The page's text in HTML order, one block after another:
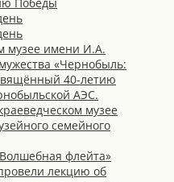
музее имени И.А.
«Чернобыль:
40-летию
АЭС.
музее
семейного
флейта»
лекцию об